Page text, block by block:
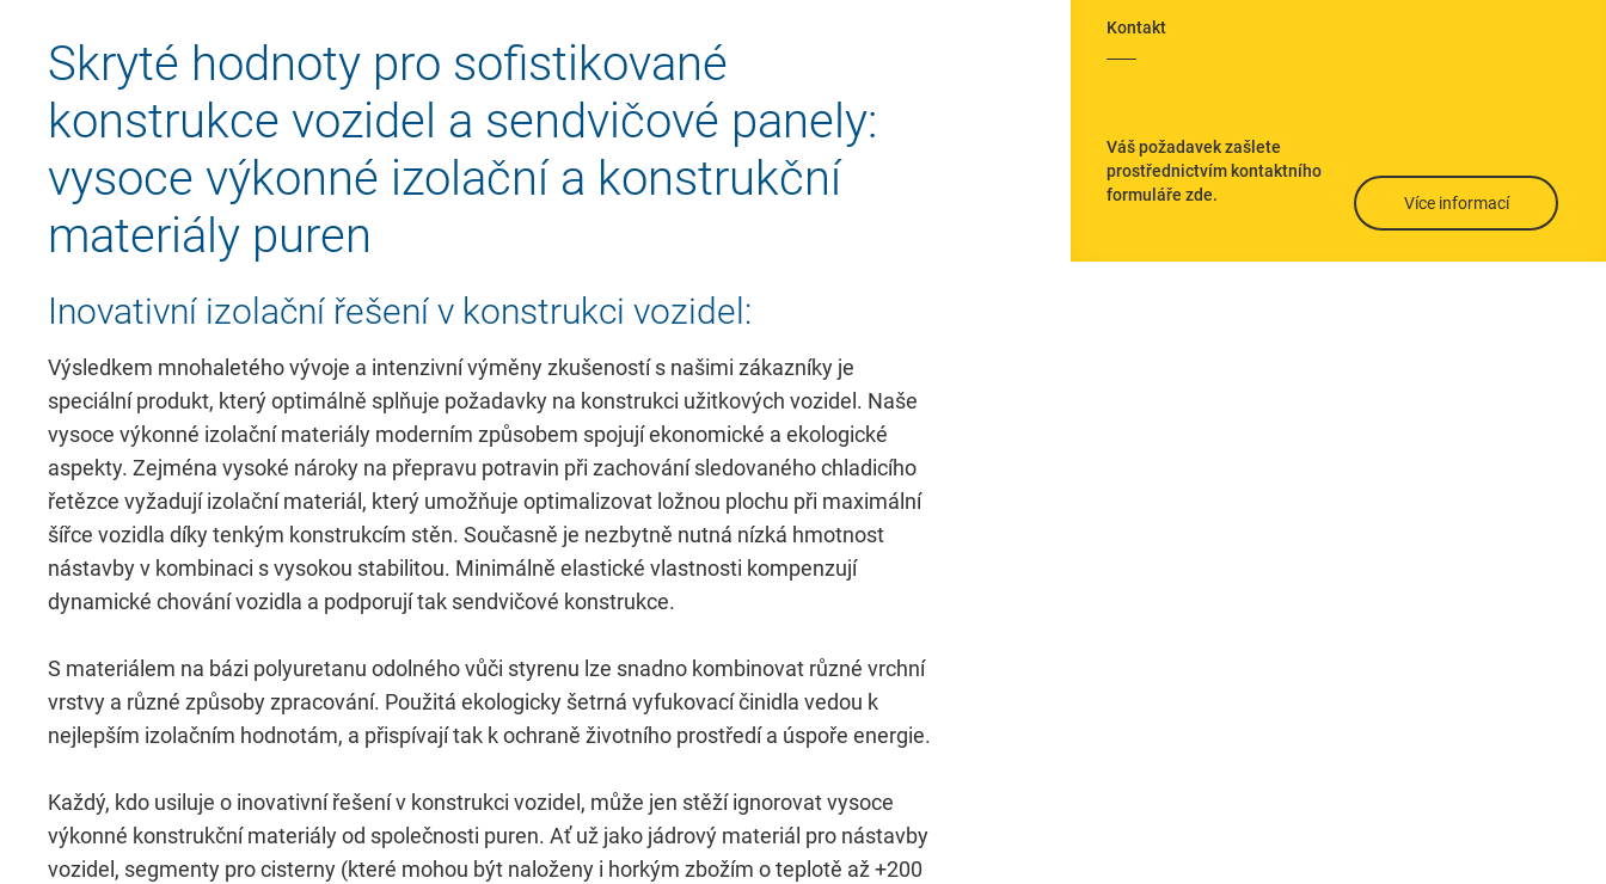
Skryté hodnoty pro sofistikované
konstrukce vozidel a sendvičové panely:
vysoce výkonné izolační a konstrukční
materiály puren
Inovativní izolační řešení v konstrukci vozidel:
Výsledkem mnohaletého vývoje a intenzivní výměny zkušeností s našimi zákazníky je
speciální produkt, který optimálně splňuje požadavky na konstrukci užitkových vozidel. Naše
vysoce výkonné izolační materiály moderním způsobem spojují ekonomické a ekologické
aspekty. Zejména vysoké nároky na přepravu potravin při zachování sledovaného chladicího
řetězce vyžadují izolační materiál, který umožňuje optimalizovat ložnou plochu při maximální
šířce vozidla díky tenkým konstrukcím stěn. Současně je nezbytně nutná nízká hmotnost
nástavby v kombinaci s vysokou stabilitou. Minimálně elastické vlastnosti kompenzují
dynamické chování vozidla a podporují tak sendvičové konstrukce.
S materiálem na bázi polyuretanu odolného vůči styrenu lze snadno kombinovat různé vrchní
vrstvy a různé způsoby zpracování. Použitá ekologicky šetrná vyfukovací činidla vedou k
nejlepším izolačním hodnotám, a přispívají tak k ochraně životního prostředí a úspoře energie.
Každý, kdo usiluje o inovativní řešení v konstrukci vozidel, může jen stěží ignorovat vysoce
výkonné konstrukční materiály od společnosti puren. Ať už jako jádrový materiál pro nástavby
vozidel, segmenty pro cisterny (které mohou být naloženy i horkým zbožím o teplotě až +200
Kontakt
Váš požadavek zašlete
prostřednictvím kontaktního
formuláře zde.
Více informací
Požadované
Tyto údaje jsou nezbytné pro základní funkce webových stránek a pomáhají umožnit jejich používání a přístup do zabezpečených oblastí
Consent Information